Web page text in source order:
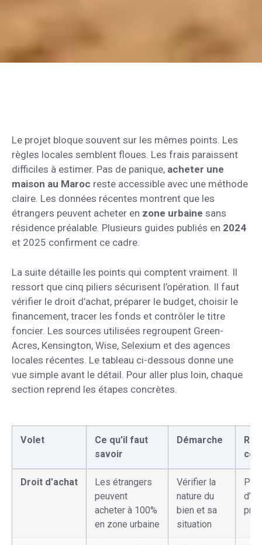
Le projet bloque souvent sur les mêmes points. Les
règles locales semblent floues. Les frais paraissent
difficiles à estimer. Pas de panique, acheter une
maison au Maroc reste accessible avec une méthode
claire. Les données récentes montrent que les
étrangers peuvent acheter en zone urbaine sans
résidence préalable. Plusieurs guides publiés en 2024
et 2025 confirment ce cadre.
La suite détaille les points qui comptent vraiment. Il
ressort que cinq piliers sécurisent l’opération. Il faut
vérifier le droit d’achat, préparer le budget, choisir le
financement, tracer les fonds et contrôler le titre
foncier. Les sources utilisées regroupent Green-
Acres, Kensington, Wise, Selexium et des agences
locales récentes. Le tableau ci-dessous donne une
vue simple avant le détail. Pour aller plus loin, chaque
section reprend les étapes concrètes.
Volet
Ce qu’il faut
savoir
Démarche
Droit d’achat
Les étrangers
peuvent
acheter à 100%
en zone urbaine
Vérifier la
nature du
bien et sa
situation
Pas